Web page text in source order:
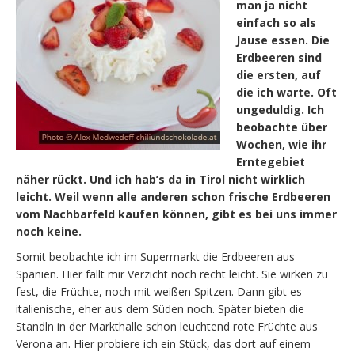
man ja nicht
einfach so als
Jause essen. Die
Erdbeeren sind
die ersten, auf
die ich warte. Oft
ungeduldig. Ich
beobachte über
Wochen, wie ihr
Erntegebiet
näher rückt. Und ich hab’s da in Tirol nicht wirklich
leicht. Weil wenn alle anderen schon frische Erdbeeren
vom Nachbarfeld kaufen können, gibt es bei uns immer
noch keine.
Somit beobachte ich im Supermarkt die Erdbeeren aus
Spanien. Hier fällt mir Verzicht noch recht leicht. Sie wirken zu
fest, die Früchte, noch mit weißen Spitzen. Dann gibt es
italienische, eher aus dem Süden noch. Später bieten die
Standln in der Markthalle schon leuchtend rote Früchte aus
Verona an. Hier probiere ich ein Stück, das dort auf einem